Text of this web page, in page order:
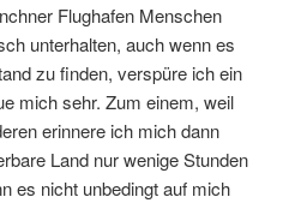
Flughafen Menschen
unterhalten, auch wenn es
zu finden, verspüre ich ein
mich sehr. Zum einem, weil
erinnere ich mich dann
Land nur wenige Stunden
es nicht unbedingt auf mich